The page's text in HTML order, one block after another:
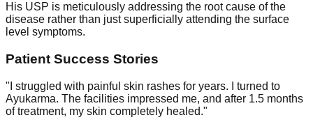
His USP is meticulously addressing the root cause of the
disease rather than just superficially attending the surface
level symptoms.
Patient Success Stories
" I struggled with painful skin rashes for years. I turned to
Ayukarma. The facilities impressed me, and after 1.5 months
of treatment, my skin completely healed."